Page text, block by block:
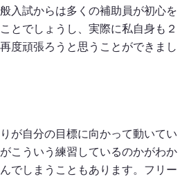
入試からは多くの補助員が初心を
とでしょうし、実際に私自身も２
度頑張ろうと思うことができまし
が自分の目標に向かって動いてい
こういう練習しているのかがわか
でしまうこともあります。フリー